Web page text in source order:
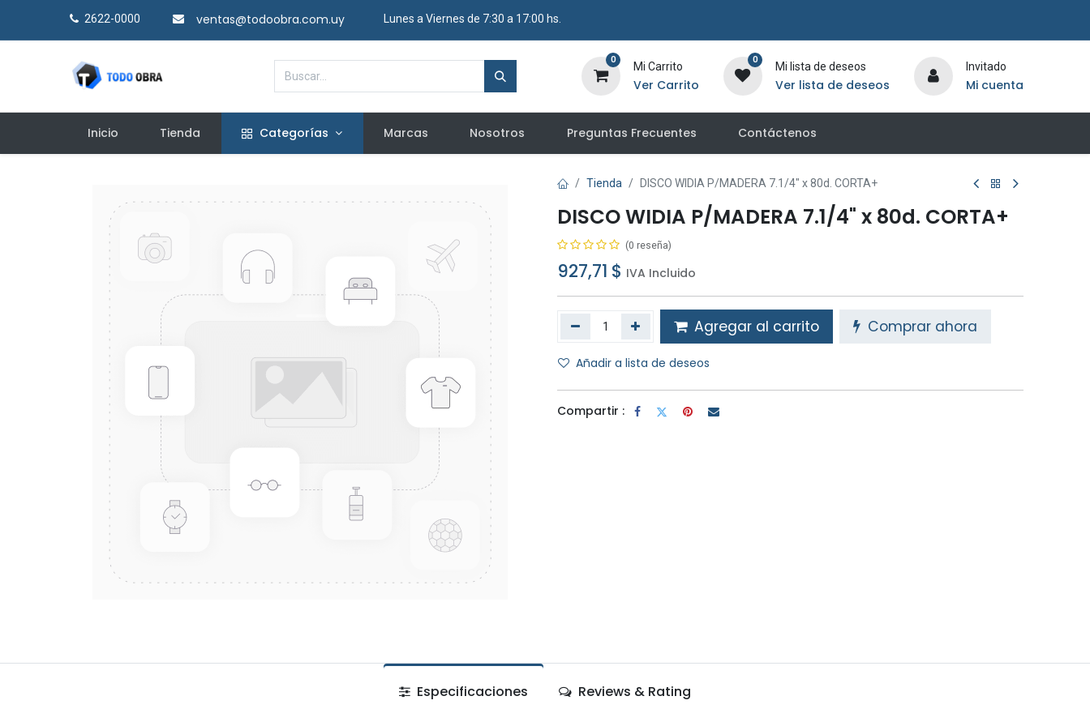
2622-0000​ ventas@todoobra.com.uy ​ Lunes a Viernes de 7:30 a 17:00 hs.
0
Mi Carrito
Ver Carrito
0
Mi lista de deseos
Ver lista de deseos
Invitado
Mi cuenta
Inicio Tienda Categorías Marcas Nosotros Preguntas Frecuentes Contáctenos
Tienda DISCO WIDIA P/MADERA 7.1/4" x 80d. CORTA+
DISCO WIDIA P/MADERA 7.1/4" x 80d. CORTA+
(0 reseña)
927,71 $ IVA Incluido
Agregar al carrito Comprar ahora
Añadir a lista de deseos
Compartir :
Especificaciones Reviews & Rating